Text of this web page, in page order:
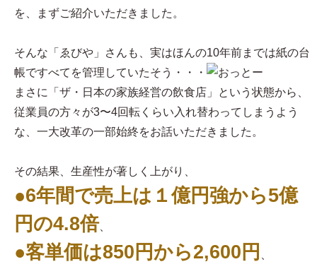
を、まずご紹介いただきました。
そんな「ゑびや」さんも、実はほんの10年前までは紙の台
帳ですべてを管理していたそう・・・
まさに「ザ・日本の家族経営の飲食店」という状態から、
従業員の方々が3〜4回転くらい入れ替わってしまうよう
な、一大改革の一部始終をお話いただきました。
その結果、生産性が著しく上がり、
●6年間で売上は１億円強から5億
円の4.8倍、
●客単価は850円から2,600円